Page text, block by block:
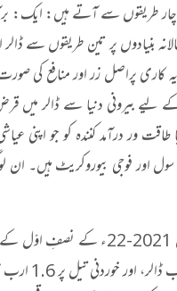
چار طریقوں سے آتے ہیں: ایک:
بنیادوں پر تین طریقوں سے
پراصل زر اور منافع کی
لیے بیرونی دنیا سے ڈالر میں
طاقت ور درآمد کنندہ کو جو
اور فوجی بیوروکریٹ ہیں۔
ایک ارب